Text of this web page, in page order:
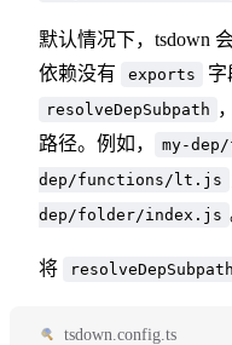
默认情况下，tsdown
依赖没有
exports 字
resolveDepSubpath
路径。例如，
my-
dep/functions/lt.js
dep/folder/index.js
将 resolveDepSubpath
tsdown.config.ts